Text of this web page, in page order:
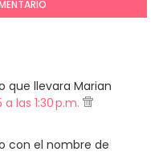
que llevara Marian
las 1:30 p.m.
con el nombre de